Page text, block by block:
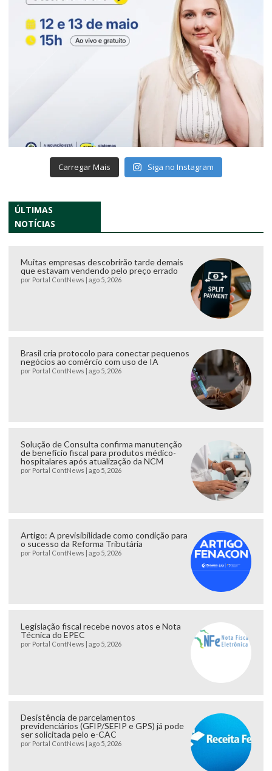
Carregar Mais Siga no Instagram
ÚLTIMAS
NOTÍCIAS
Muitas empresas descobrirão tarde demais
que estavam vendendo pelo preço errado
por Portal ContNews ago 5, 2026
Brasil cria protocolo para conectar pequenos
negócios ao comércio com uso de IA
por Portal ContNews ago 5, 2026
Solução de Consulta confirma manutenção
de benefício fiscal para produtos médico-
hospitalares após atualização da NCM
por Portal ContNews ago 5, 2026
Artigo: A previsibilidade como condição para
o sucesso da Reforma Tributária
por Portal ContNews ago 5, 2026
Legislação fiscal recebe novos atos e Nota
Técnica do EPEC
por Portal ContNews ago 5, 2026
Desistência de parcelamentos
previdenciários (GFIP/SEFIP e GPS) já pode
ser solicitada pelo e-CAC
por Portal ContNews ago 5, 2026